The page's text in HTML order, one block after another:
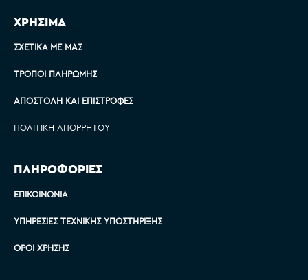
ΧΡΗΣΙΜΑ
ΣΧΕΤΙΚΆ ΜΕ ΜΑΣ
ΤΡΌΠΟΙ ΠΛΗΡΩΜΉΣ
ΑΠΟΣΤΟΛΉ ΚΑΙ ΕΠΙΣΤΡΟΦΈΣ
ΠΟΛΙΤΙΚΉ ΑΠΟΡΡΉΤΟΥ
ΠΛΗΡΟΦΟΡΙΕΣ
ΕΠΙΚΟΙΝΩΝΊΑ
ΥΠΗΡΕΣΊΕΣ ΤΕΧΝΙΚΉΣ ΥΠΟΣΤΉΡΙΞΗΣ
ΌΡΟΙ ΧΡΉΣΗΣ